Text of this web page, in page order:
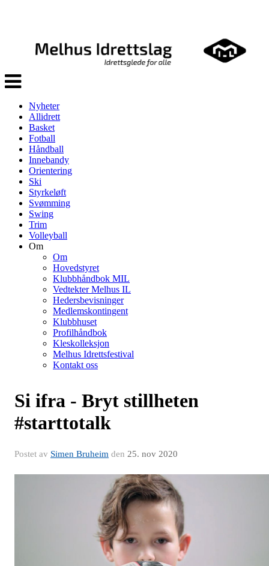
Veksle
navigasjon
Nyheter
Allidrett
Basket
Fotball
Håndball
Innebandy
Orientering
Ski
Styrkeløft
Svømming
Swing
Trim
Volleyball
Om
Om
Hovedstyret
Klubbhåndbok MIL
Vedtekter Melhus IL
Hedersbevisninger
Medlemskontingent
Klubbhuset
Profilhåndbok
Kleskolleksjon
Melhus Idrettsfestival
Kontakt oss
Si ifra - Bryt stillheten
#starttotalk
Postet av Simen Bruheim den 25. nov 2020